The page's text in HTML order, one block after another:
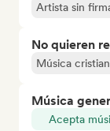
Artista sin
No quieren
Música
Música
Acepta